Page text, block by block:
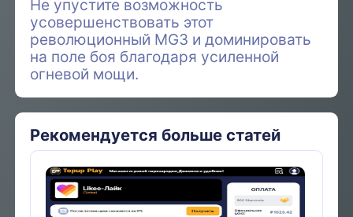
Не упустите возможность
усовершенствовать этот
революционный MG3 и доминировать
на поле боя благодаря усиленной
огневой мощи.
Рекомендуется больше статей